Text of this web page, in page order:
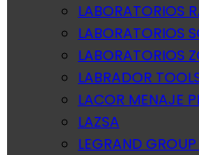
LABORATORIOS
LABORATORIOS
LABORATORIOS
LABRADOR
LACOR MENAJE
LAZSA
LEGRAND